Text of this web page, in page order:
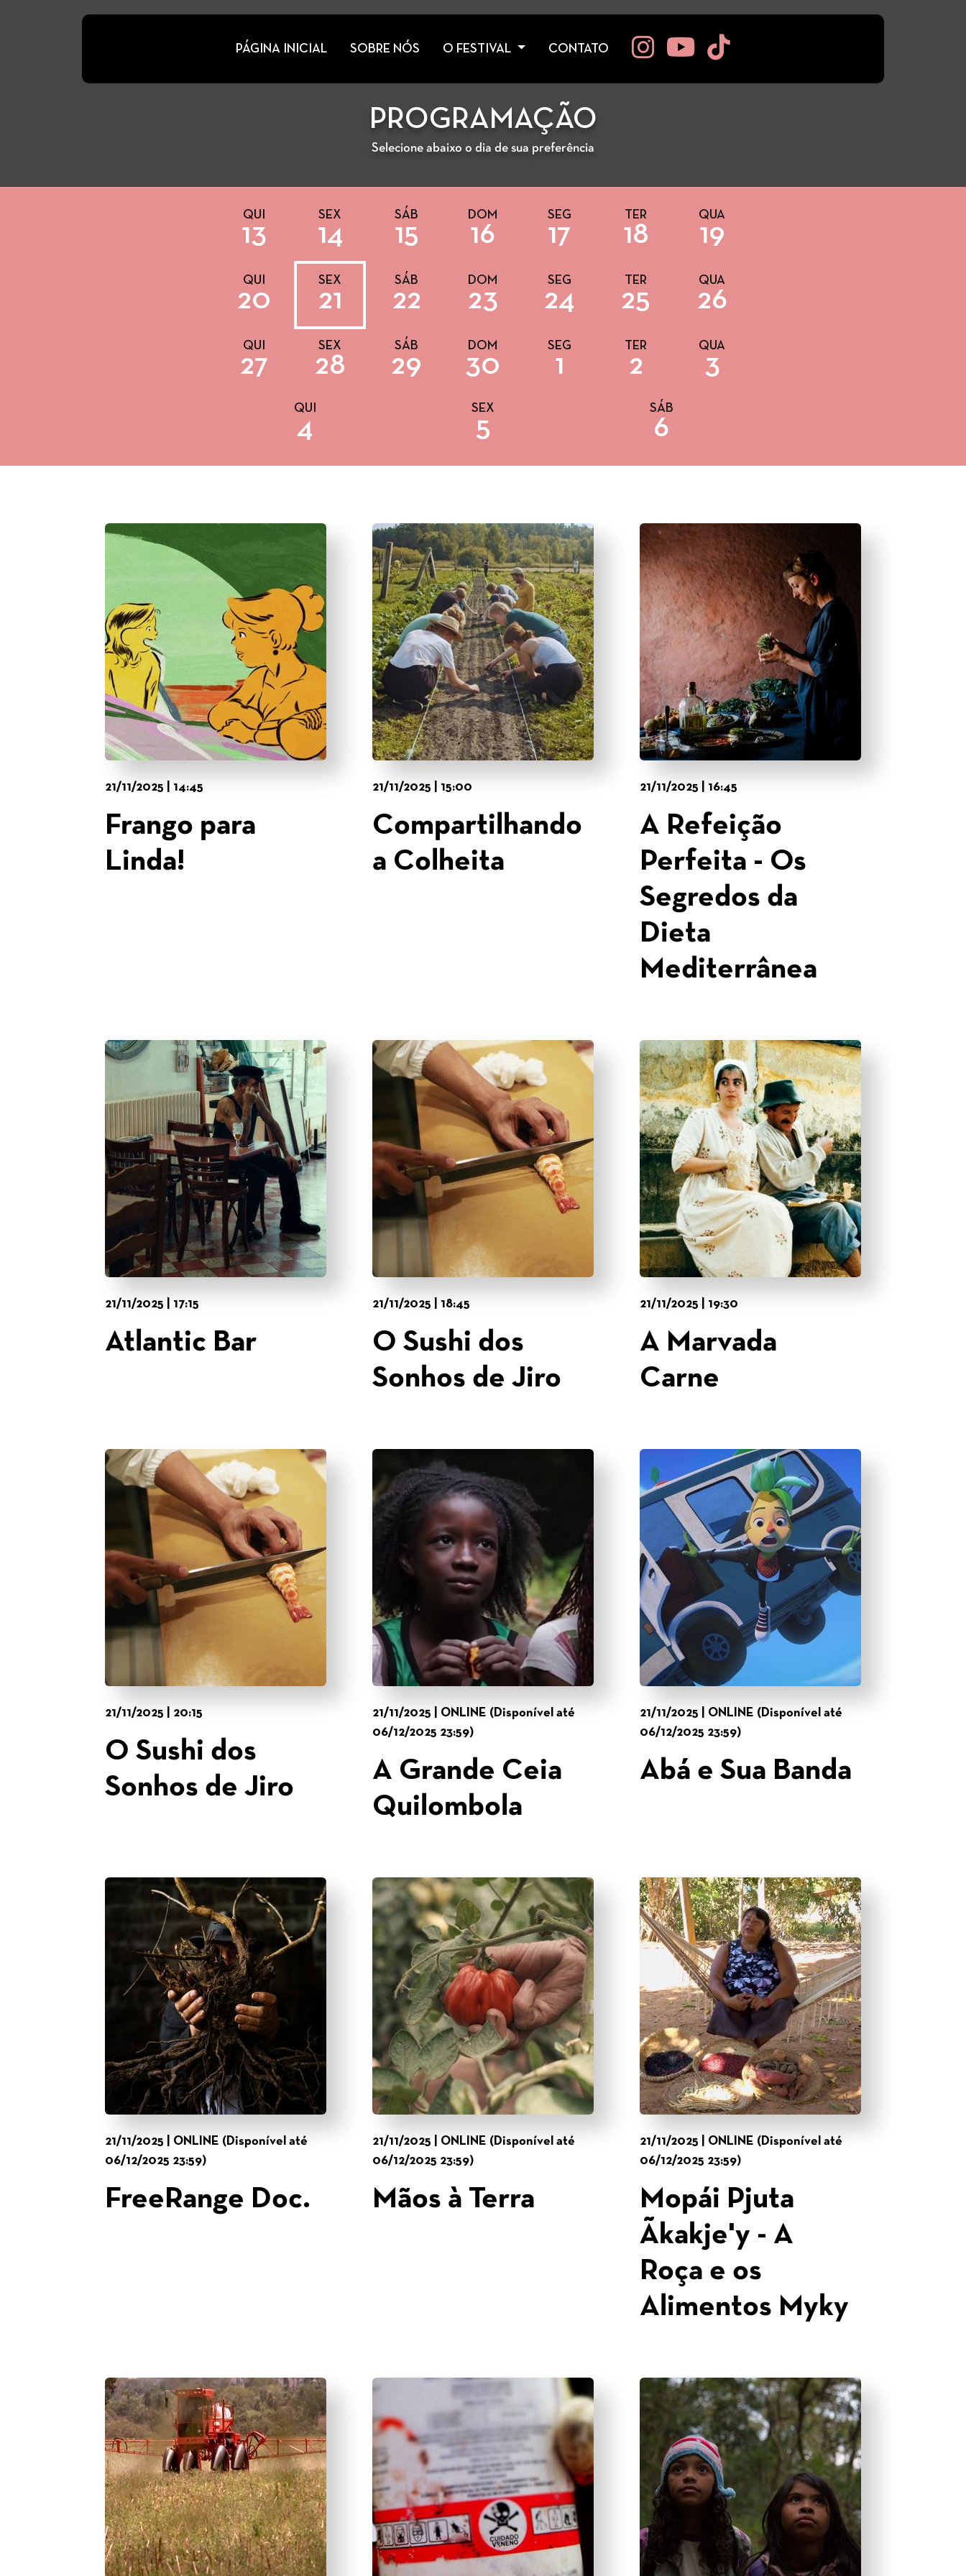
PÁGINA INICIAL SOBRE NÓS O FESTIVAL CONTATO
PROGRAMAÇÃO
Selecione abaixo o dia de sua preferência
QUI
13
SEX
14
SÁB
15
DOM
16
SEG
17
TER
18
QUA
19
QUI
20
SEX
21
SÁB
22
DOM
23
SEG
24
TER
25
QUA
26
QUI
27
SEX
28
SÁB
29
DOM
30
SEG
1
TER
2
QUA
3
QUI
4
SEX
5
SÁB
6
21/11/2025 | 14:45
Frango para
Linda!
21/11/2025 | 15:00
Compartilhando
a Colheita
21/11/2025 | 16:45
A Refeição
Perfeita - Os
Segredos da
Dieta
Mediterrânea
21/11/2025 | 17:15
Atlantic Bar
21/11/2025 | 18:45
O Sushi dos
Sonhos de Jiro
21/11/2025 | 19:30
A Marvada
Carne
21/11/2025 | 20:15
O Sushi dos
Sonhos de Jiro
21/11/2025 | ONLINE (Disponível até
06/12/2025 23:59)
A Grande Ceia
Quilombola
21/11/2025 | ONLINE (Disponível até
06/12/2025 23:59)
Abá e Sua Banda
21/11/2025 | ONLINE (Disponível até
06/12/2025 23:59)
FreeRange Doc.
21/11/2025 | ONLINE (Disponível até
06/12/2025 23:59)
Mãos à Terra
21/11/2025 | ONLINE (Disponível até
06/12/2025 23:59)
Mopái Pjuta
Ãkakje'y - A
Roça e os
Alimentos Myky